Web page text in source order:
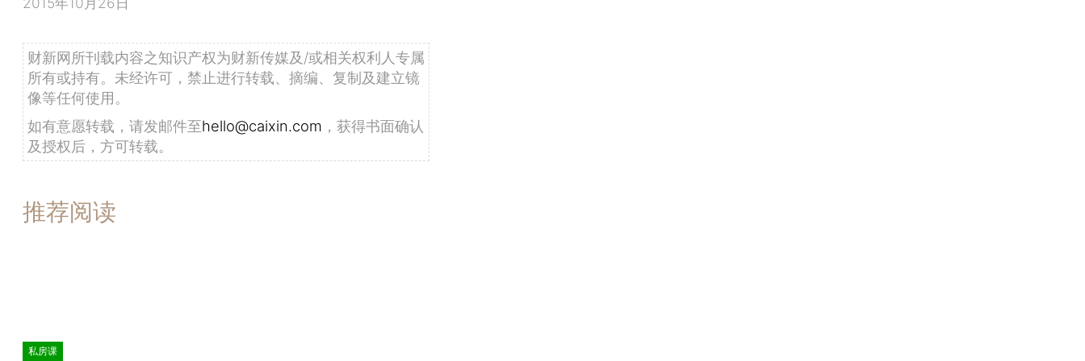
财新网所刊载内容之知识产权为财新传媒及/或相关权利人专属
所有或持有。未经许可，禁止进行转载、摘编、复制及建立镜
像等任何使用。
如有意愿转载，请发邮件至hello@caixin.com ，获得书面确认
及授权后，方可转载。
推荐阅读
私房课